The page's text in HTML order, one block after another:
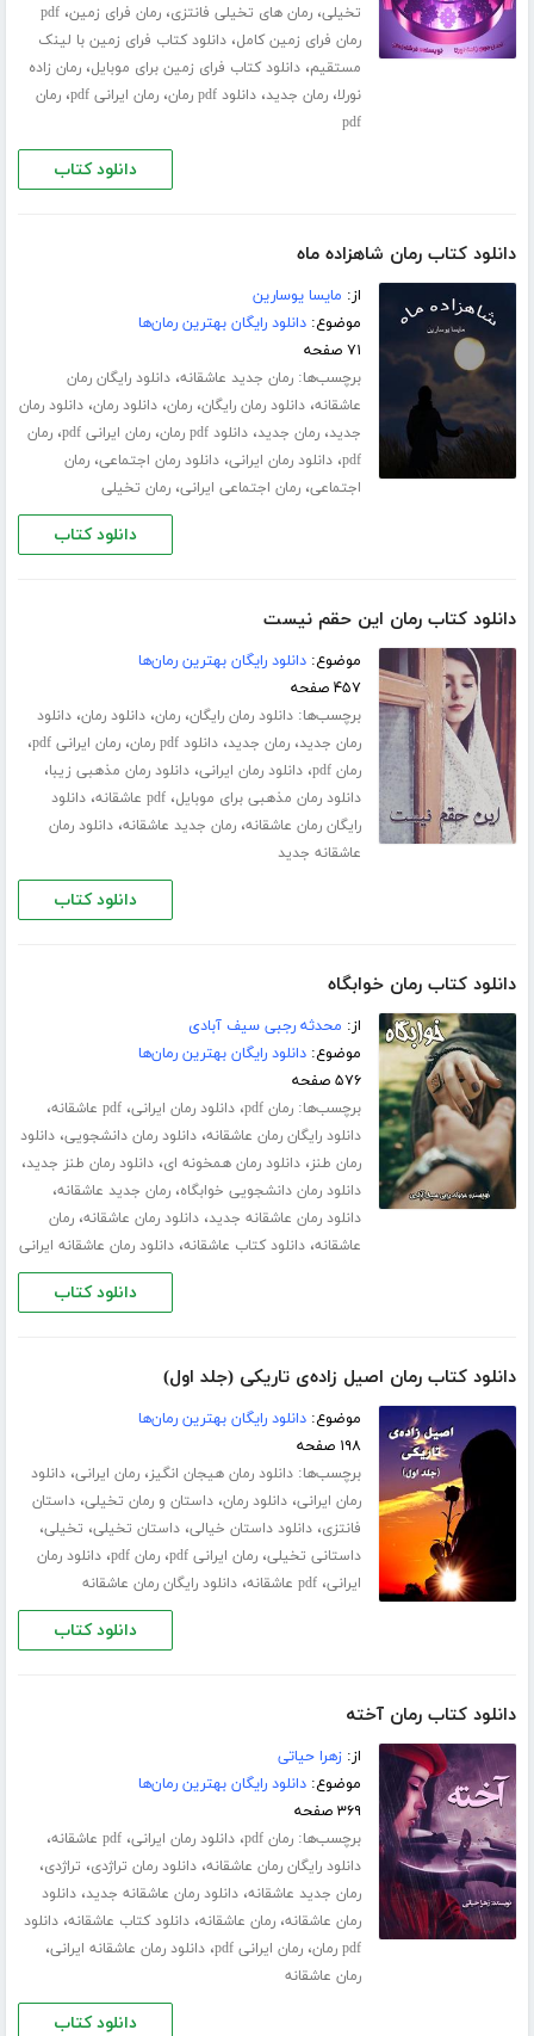
تخیلی،رمان های تخیلی فانتزی،رمان فرای زمین،pdf
رمان فرای زمین کامل،دانلود کتاب فرای زمین با لینک
مستقیم،دانلود کتاب فرای زمین برای موبایل،رمان زاده
نورلا،رمان جدید،دانلود pdf رمان ،رمان ایرانی pdf ،رمان
pdf
دانلود کتاب
دانلود کتاب رمان شاهزاده ماه
از: مایسا یوسارین
موضوع:دانلود رایگان بهترین رمان‌ها
۷۱ صفحه
برچسب‌ها:رمان جدید عاشقانه،دانلود رایگان رمان
عاشقانه،دانلود رمان رایگان،رمان،دانلود رمان،دانلود رمان
جدید،رمان جدید،دانلود pdf رمان ،رمان ایرانی pdf ،رمان
pdf،دانلود رمان ایرانی،دانلود رمان اجتماعی،رمان
اجتماعی،رمان اجتماعی ایرانی،رمان تخیلی
دانلود کتاب
دانلود کتاب رمان این حقم نیست
موضوع:دانلود رایگان بهترین رمان‌ها
۴۵۷ صفحه
برچسب‌ها:دانلود رمان رایگان،رمان،دانلود رمان،دانلود
رمان جدید،رمان جدید،دانلود pdf رمان ،رمان ایرانی pdf ،
رمان pdf ،دانلود رمان ایرانی،دانلود رمان مذهبی زیبا،
دانلود رمان مذهبی برای موبایل،pdf عاشقانه ،دانلود
رایگان رمان عاشقانه،رمان جدید عاشقانه،دانلود رمان
عاشقانه جدید
دانلود کتاب
دانلود کتاب رمان خوابگاه
از: محدثه رجبی سیف آبادی
موضوع:دانلود رایگان بهترین رمان‌ها
۵۷۶ صفحه
برچسب‌ها:رمان pdf ،دانلود رمان ایرانی،pdf عاشقانه ،
دانلود رایگان رمان عاشقانه،دانلود رمان دانشجویی،دانلود
رمان طنز،دانلود رمان همخونه ای،دانلود رمان طنز جدید،
دانلود رمان دانشجویی خوابگاه،رمان جدید عاشقانه،
دانلود رمان عاشقانه جدید،دانلود رمان عاشقانه،رمان
عاشقانه،دانلود کتاب عاشقانه،دانلود رمان عاشقانه ایرانی
دانلود کتاب
دانلود کتاب رمان اصیل زاده‌ی تاریکی (جلد اول)
موضوع:دانلود رایگان بهترین رمان‌ها
۱۹۸ صفحه
برچسب‌ها:دانلود رمان هیجان انگیز،رمان ایرانی،دانلود
رمان ایرانی،دانلود رمان،داستان و رمان تخیلی،داستان
فانتزی،دانلود داستان خیالی،داستان تخیلی، تخیلی،
داستانی تخیلی،رمان ایرانی pdf ،رمان pdf ،دانلود رمان
ایرانی،pdf عاشقانه ،دانلود رایگان رمان عاشقانه
دانلود کتاب
دانلود کتاب رمان آخته
از:زهرا حیاتی
موضوع:دانلود رایگان بهترین رمان‌ها
۳۶۹ صفحه
برچسب‌ها:رمان pdf ،دانلود رمان ایرانی،pdf عاشقانه ،
دانلود رایگان رمان عاشقانه،دانلود رمان تراژدی، تراژدی،
رمان جدید عاشقانه،دانلود رمان عاشقانه جدید،دانلود
رمان عاشقانه،رمان عاشقانه،دانلود کتاب عاشقانه،دانلود
pdf رمان
،رمان ایرانی pdf ،دانلود رمان عاشقانه ایرانی،
رمان عاشقانه
دانلود کتاب